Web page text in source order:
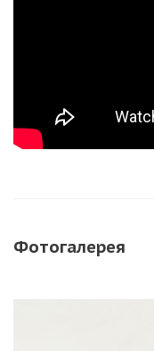
Фотогалерея